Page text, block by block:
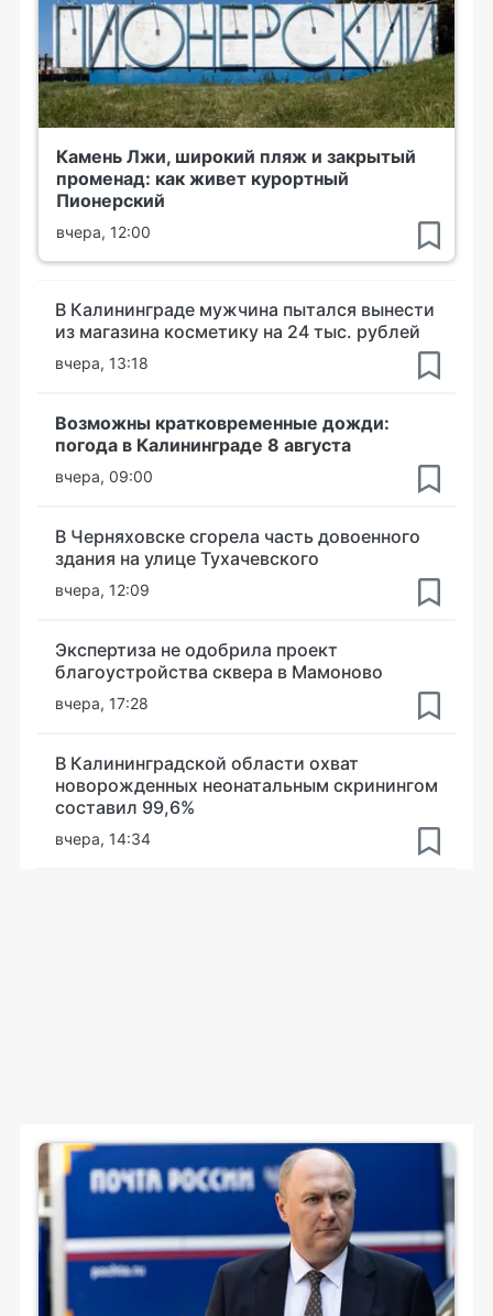
Камень Лжи, широкий пляж и закрытый
променад: как живет курортный
Пионерский
вчера, 12:00
В Калининграде мужчина пытался вынести
из магазина косметику на 24 тыс. рублей
вчера, 13:18
Возможны кратковременные дожди:
погода в Калининграде 8 августа
вчера, 09:00
В Черняховске сгорела часть довоенного
здания на улице Тухачевского
вчера, 12:09
Экспертиза не одобрила проект
благоустройства сквера в Мамоново
вчера, 17:28
В Калининградской области охват
новорожденных неонатальным скринингом
составил 99,6%
вчера, 14:34